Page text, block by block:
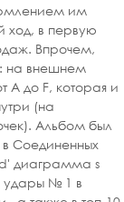
им
ход, в первую
Впрочем,
на внешнем
A до F, которая и
(на
Альбом был
Соединенных
диаграмма s
удары № 1 в